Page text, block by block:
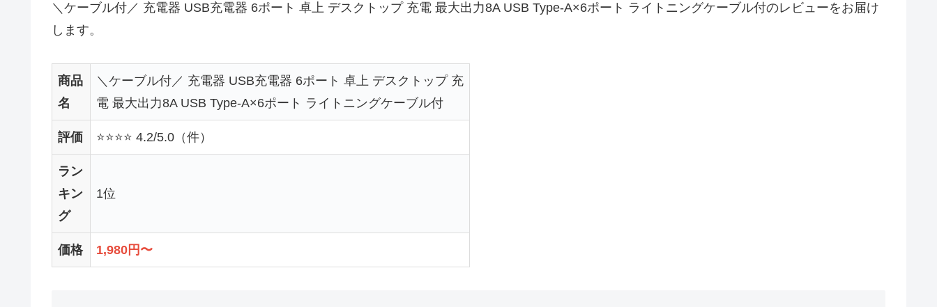
＼ケーブル付／ 充電器 USB充電器 6ポート 卓上 デスクトップ 充電 最大出力8A USB Type-A×6ポート ライトニングケーブル付のレビューをお届け
します。
商品
名
＼ケーブル付／ 充電器 USB充電器 6ポート 卓上 デスクトップ 充
電 最大出力8A USB Type-A×6ポート ライトニングケーブル付
評価 ⭐⭐⭐⭐ 4.2/5.0（件）
ラン
キン
グ
1位
価格 1,980円〜